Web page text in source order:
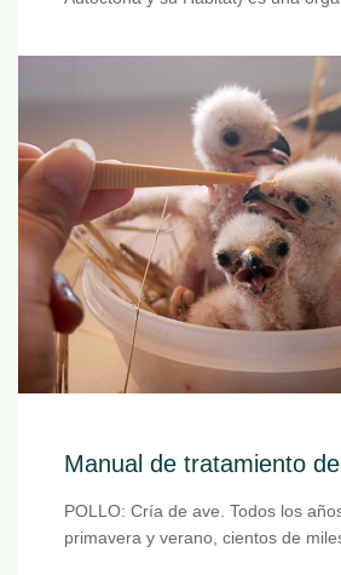
POLLO: Cría de ave. Todos los
primavera y verano, cientos de